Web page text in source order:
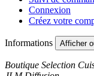
Connexion
Créez votre
Informations Afficher
Boutique Selection